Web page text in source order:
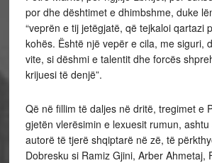
por dhe dështimet e dhimbshme, duke
“veprën e tij jetëgjatë, që tejkaloi qartazi
kohës. Është një vepër e cila, me siguri,
vite, si dëshmi e talentit dhe forcës
krijuesi të denjë”.
Që në fillim të daljes në dritë, tregimet e
gjetën vlerësimin e lexuesit rumun,
autorë të tjerë shqiptarë në zë, të
Dobresku si Ramiz Gjini, Arber Ahmetaj,